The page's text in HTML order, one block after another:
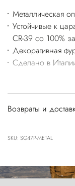
Металлическая
Устойчивые к
CR-39 со 100%
Декоративная
Сделано в
Возвраты и
SKU: SG47P-METAL